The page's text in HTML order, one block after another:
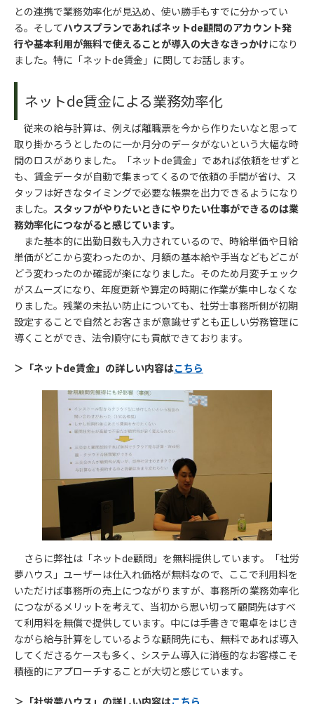
との連携で業務効率化が見込め、使い勝手もすでに分かってい
る。そしてハウスプランであればネットde顧問のアカウント発
行や基本利用が無料で使えることが導入の大きなきっかけになり
ました。特に「ネットde賃金」に関してお話します。
ネットde賃金による業務効率化
従来の給与計算は、例えば離職票を今から作りたいなと思って
取り掛かろうとしたのに一か月分のデータがないという大幅な時
間のロスがありました。「ネットde賃金」であれば依頼をせずと
も、賃金データが自動で集まってくるので依頼の手間が省け、ス
タッフは好きなタイミングで必要な帳票を出力できるようになり
ました。 スタッフがやりたいときにやりたい仕事ができるのは業
務効率化につながると感じています。
また基本的に出勤日数も入力されているので、時給単価や日給
単価がどこから変わったのか、月額の基本給や手当などもどこが
どう変わったのか確認が楽になりました。そのため月変チェック
がスムーズになり、年度更新や算定の時期に作業が集中しなくな
りました。残業の未払い防止についても、社労士事務所側が初期
設定することで自然とお客さまが意識せずとも正しい労務管理に
導くことができ、法令順守にも貢献できております。
＞「ネットde賃金」の詳しい内容はこちら
さらに弊社は「ネットde顧問」を無料提供しています。「社労
夢ハウス」ユーザーは仕入れ価格が無料なので、ここで利用料を
いただけば事務所の売上につながりますが、事務所の業務効率化
につながるメリットを考えて、当初から思い切って顧問先はすべ
て利用料を無償で提供しています。中には手書きで電卓をはじき
ながら給与計算をしているような顧問先にも、無料であれば導入
してくださるケースも多く、システム導入に消極的なお客様こそ
積極的にアプローチすることが大切と感じています。
＞「社労夢ハウス」の詳しい内容はこちら